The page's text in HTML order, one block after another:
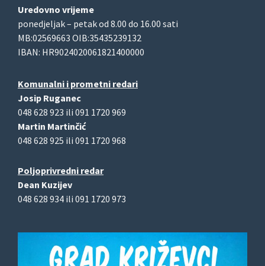
Uredovno vrijeme
ponedjeljak – petak od 8.00 do 16.00 sati
MB:02569663 OIB:35435239132
IBAN: HR9024020061821400000
Komunalni i prometni redari
Josip Ruganec
048 628 923 ili 091 1720 969
Martin Martinčić
048 628 925 ili 091 1720 968
Poljoprivredni redar
Dean Kuzijev
048 628 934 ili 091 1720 973